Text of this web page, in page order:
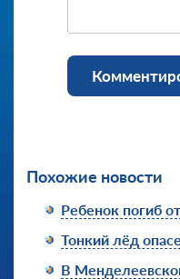
Похожие новости
Ребенок погиб
Тонкий лёд
В